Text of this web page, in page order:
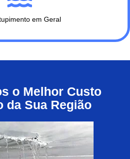
em Geral
o Melhor Custo
da Sua Região